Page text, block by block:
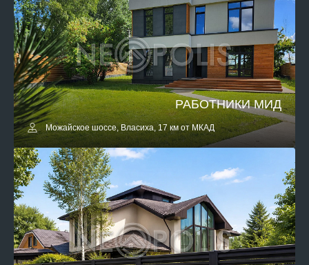
РАБОТНИКИ МИД
Можайское шоссе, Власиха, 17 км от МКАД